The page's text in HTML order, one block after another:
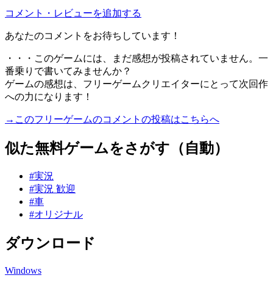
コメント・レビューを追加する
あなたのコメントをお待ちしています！
・・・このゲームには、まだ感想が投稿されていません。一
番乗りで書いてみませんか？
ゲームの感想は、フリーゲームクリエイターにとって次回作
への力になります！
→このフリーゲームのコメントの投稿はこちらへ
似た無料ゲームをさがす（自動）
#実況
#実況 歓迎
#車
#オリジナル
ダウンロード
Windows